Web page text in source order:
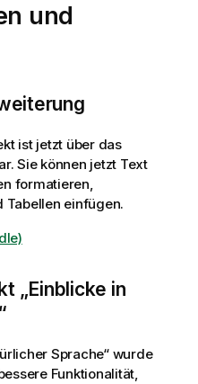
und
ist jetzt über das
Sie können jetzt Text
formatieren,
Tabellen einfügen.
„Einblicke in
Sprache“ wurde
Funktionalität,